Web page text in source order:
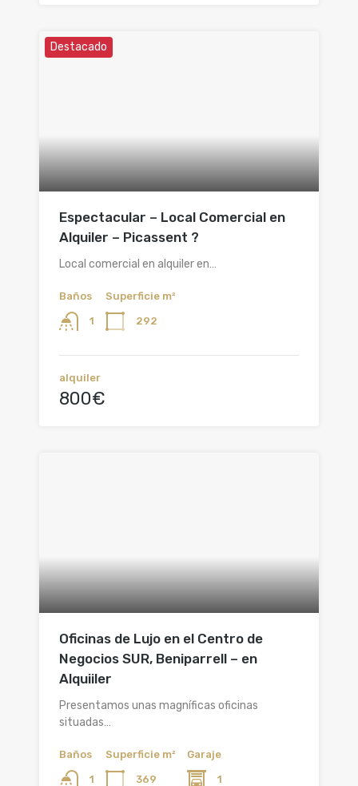
Destacado
Espectacular – Local Comercial en
Alquiler – Picassent ?
Local comercial en alquiler en…
Baños
1
Superficie m²
292
alquiler
800€
Oficinas de Lujo en el Centro de
Negocios SUR, Beniparrell – en
Alquiiler
Presentamos unas magníficas oficinas
situadas…
Baños
1
Superficie m²
369
Garaje
1